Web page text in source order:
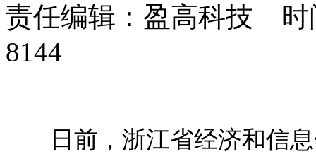
责任编辑：盈高科技 时
8144
日前，浙江省经济和信息